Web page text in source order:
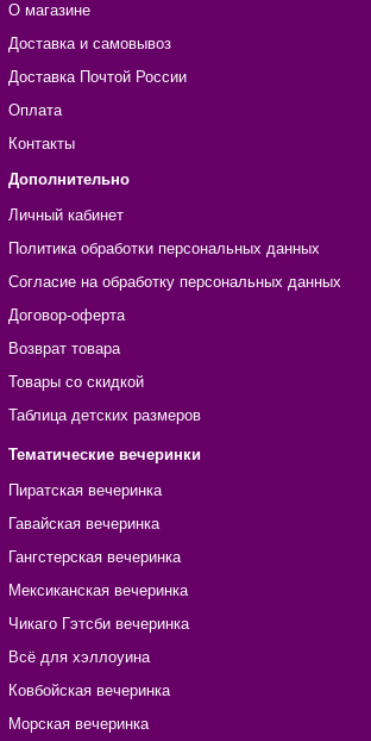
О магазине
Доставка и самовывоз
Доставка Почтой России
Оплата
Контакты
Дополнительно
Личный кабинет
Политика обработки персональных данных
Согласие на обработку персональных данных
Договор-оферта
Возврат товара
Товары со скидкой
Таблица детских размеров
Тематические вечеринки
Пиратская вечеринка
Гавайская вечеринка
Гангстерская вечеринка
Мексиканская вечеринка
Чикаго Гэтсби вечеринка
Всё для хэллоуина
Ковбойская вечеринка
Морская вечеринка